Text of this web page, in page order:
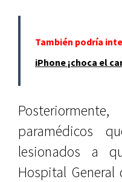
También podría
iPhone ¡choca el
paramédicos
lesionados a
Hospital General